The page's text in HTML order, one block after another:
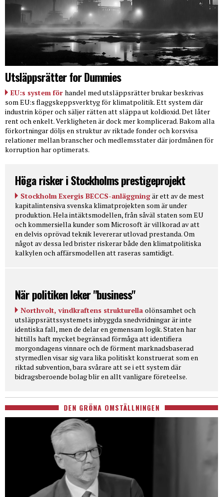
Utsläppsrätter for Dummies
EU:s system för handel med utsläppsrätter brukar beskrivas
som EU:s flaggskeppsverktyg för klimatpolitik. Ett system där
industrin köper och säljer rätten att släppa ut koldioxid. Det låter
rent och enkelt. Verkligheten är dock mer komplicerad. Bakom alla
förkortningar döljs en struktur av riktade fonder och korsvisa
relationer mellan branscher och medlemsstater där jordmånen för
korruption har optimerats.
Höga risker i Stockholms prestigeprojekt
Stockholm Exergis BECCS-anläggningär ett av de mest
kapitalintensiva svenska klimatprojekten som är under
produktion. Hela intäktsmodellen, från såväl staten som EU
och kommersiella kunder som Microsoft är villkorad av att
en delvis oprövad teknik levererar utlovad prestanda. Om
något av dessa led brister riskerar både den klimatpolitiska
kalkylen och affärsmodellen att raseras samtidigt.
När politiken leker "business"
Northvolt, vindkraftens strukturella olönsamhet och
utsläppsrättssystemets inbyggda snedvridningar är inte
identiska fall, men de delar en gemensam logik. Staten har
hittills haft mycket begränsad förmåga att identifiera
morgondagens vinnare och de förment marknadsbaserad
styrmedlen visar sig vara lika politiskt konstruerat som en
riktad subvention, bara svårare att se i ett system där
bidragsberoende bolag blir en allt vanligare företeelse.
DEN GRÖNA OMSTÄLLNINGEN